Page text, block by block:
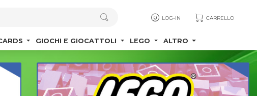
LOG-IN CARRELLO
GIOCHI E GIOCATTOLI LEGO ALTRO